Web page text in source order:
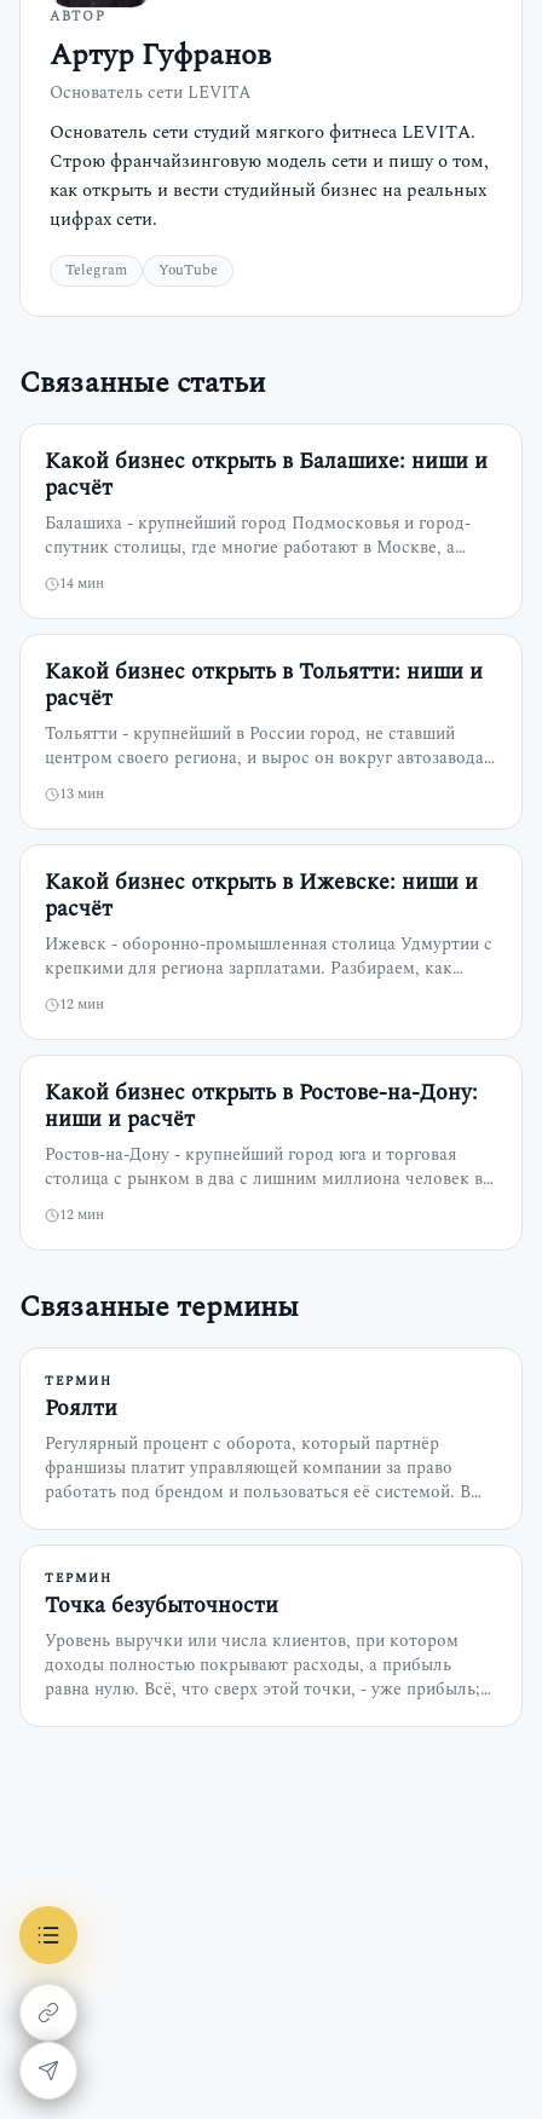
АВТОР
Артур Гуфранов
Основатель сети LEVITA
Основатель сети студий мягкого фитнеса LEVITA.
Строю франчайзинговую модель сети и пишу о том,
как открыть и вести студийный бизнес на реальных
цифрах сети.
Telegram YouTube
Связанные статьи
Какой бизнес открыть в Балашихе: ниши и
расчёт
Балашиха - крупнейший город Подмосковья и город-
спутник столицы, где многие работают в Москве, а
города-спутника, кто здесь платёжеспособный клиент,
какие форматы держатся и сколько стоит открыть
14 мин
Какой бизнес открыть в Тольятти: ниши и
расчёт
Тольятти - крупнейший в России город, не ставший
центром своего региона, и вырос он вокруг автозавода.
здесь платёжеспособный клиент, какие форматы
держатся в моногороде и сколько стоит открыть
13 мин
Какой бизнес открыть в Ижевске: ниши и
расчёт
Ижевск - оборонно-промышленная столица Удмуртии с
крепкими для региона зарплатами. Разбираем, как
платёжеспособный клиент, какие форматы держатся в
компактном рынке и сколько стоит открыть студию
12 мин
Какой бизнес открыть в Ростове-на-Дону:
ниши и расчёт
Ростов-на-Дону - крупнейший город юга и торговая
столица с рынком в два с лишним миллиона человек в
города, кто здесь платёжеспособный клиент, какие
форматы держатся в конкурентном городе и сколько
12 мин
Связанные термины
ТЕРМИН
Роялти
Регулярный процент с оборота, который партнёр
франшизы платит управляющей компании за право
работать под брендом и пользоваться её системой. В
ТЕРМИН
Точка безубыточности
Уровень выручки или числа клиентов, при котором
доходы полностью покрывают расходы, а прибыль
равна нулю. Всё, что сверх этой точки, - уже прибыль;